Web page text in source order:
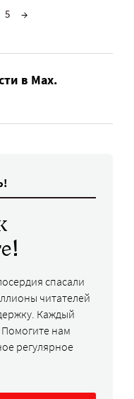
5 →
в Max.
спасали
читателей
Каждый
нам
регулярное